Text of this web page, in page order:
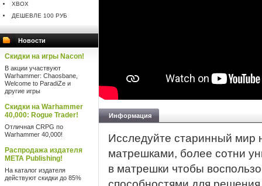
XBOX
ДЕШЕВЛЕ 100 РУБ
Новости
Скидки на игры Nacon!
В акции участвуют
Warhammer: Chaosbane,
Welcome to ParadiZe и
другие игры
Скидки на Warhammer
40,000: Rogue Trader!
Отличная CRPG по
Warhammer 40,000!
Распродажа издателя
META Publishing!
На каталог издателя
действуют скидки до 85%
Информация
Исследуйте старинный
матрешками, более сотни
в матрешки чтобы